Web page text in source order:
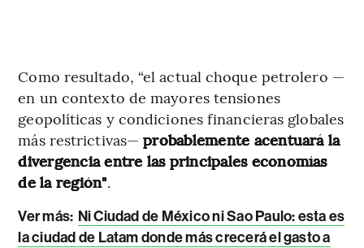
Como resultado, “el actual choque petrolero —
en un contexto de mayores tensiones
geopolíticas y condiciones financieras globales
más restrictivas—probablemente acentuará la
divergencia entre las principales economías
de la región".
Ver más: Ni Ciudad de México ni Sao Paulo: esta es
la ciudad de Latam donde más crecerá el gasto a